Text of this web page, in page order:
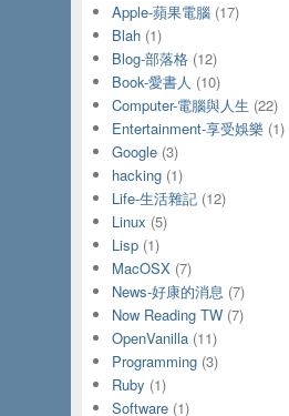
Apple-蘋果電腦(17)
Blah(1)
Blog-部落格(12)
Book-愛書人 (10)
Computer-電腦與人生 (22)
Entertainment-享受娛樂 (1)
Google(3)
hacking(1)
Life-生活雜記(12)
Linux (5)
Lisp(1)
MacOSX(7)
News-好康的消息 (7)
Now Reading TW(7)
OpenVanilla(11)
Programming(3)
Ruby (1)
Software(1)